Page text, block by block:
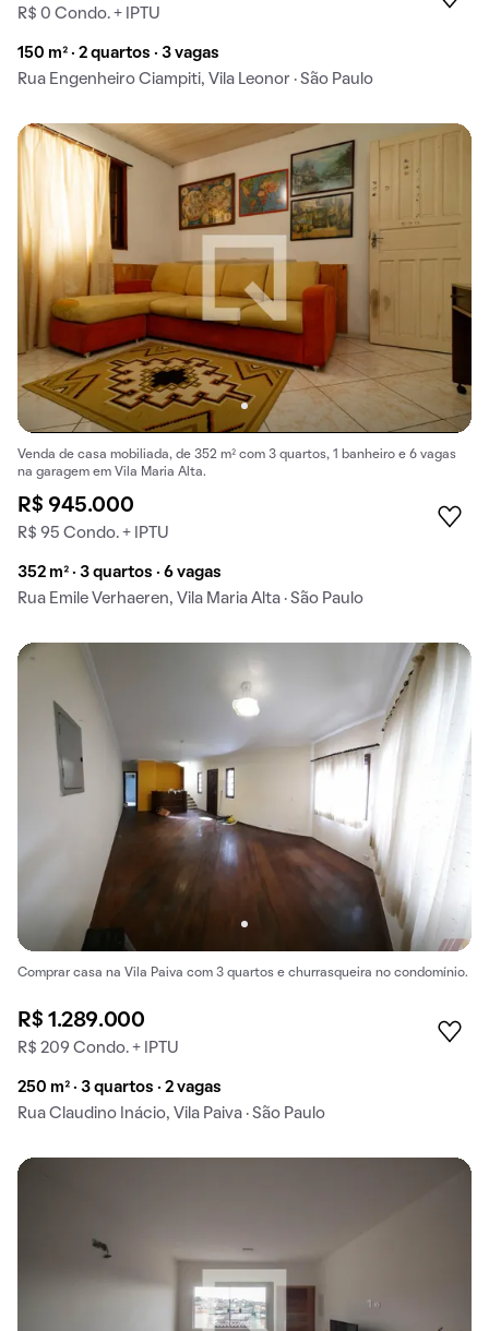
R$ 0 Condo. + IPTU
150 m² · 2 quartos · 3 vagas
Rua Engenheiro Ciampiti, Vila Leonor · São Paulo
Venda de casa mobiliada, de 352 m² com 3 quartos, 1 banheiro e 6 vagas
na garagem em Vila Maria Alta.
R$ 945.000
R$ 95 Condo. + IPTU
352 m² · 3 quartos · 6 vagas
Rua Emile Verhaeren, Vila Maria Alta · São Paulo
Comprar casa na Vila Paiva com 3 quartos e churrasqueira no condomínio.
R$ 1.289.000
R$ 209 Condo. + IPTU
250 m² · 3 quartos · 2 vagas
Rua Claudino Inácio, Vila Paiva · São Paulo